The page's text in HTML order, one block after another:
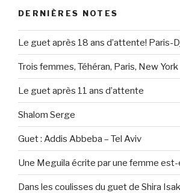
DERNIÈRES NOTES
Le guet après 18 ans d’attente! Paris-
Trois femmes, Téhéran, Paris, New York
Le guet après 11 ans d’attente
Shalom Serge
Guet : Addis Abbeba – Tel Aviv
Une Meguila écrite par une femme est-
Dans les coulisses du guet de Shira